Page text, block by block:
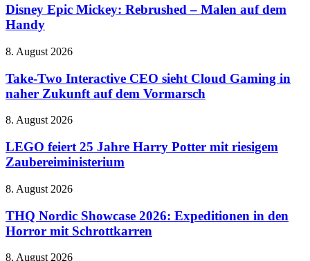
Old
Fashioned
neuen
Mickey:
Rebrushed
–
auf
Handy
Disney Epic Mickey: Rebrushed – Malen auf dem
Handy
Take-
Interactive
CEO
sieht
Gaming
naher
Zukunft
dem
8. August 2026
Take-Two Interactive CEO sieht Cloud Gaming in
naher Zukunft auf dem Vormarsch
LEGO
25
Jahre
Harry
mit
Zaubereiministerium
8. August 2026
LEGO feiert 25 Jahre Harry Potter mit riesigem
Zaubereiministerium
THQ
Showcase
2026:
Expeditionen
8. August 2026
THQ Nordic Showcase 2026: Expeditionen in den
Horror mit Schrottkarren
The
8. August 2026